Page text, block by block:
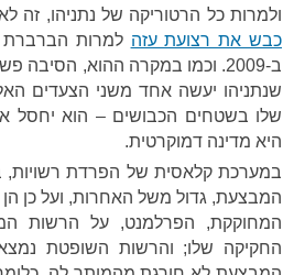
ולמרות כל הרטוריקה של נתניהו, זה
כבש את רצועת עזה למרות
ב-2009. וכמו במקרה ההוא,
שנתניהו יעשה אחד משני הצעדים
שלו בשטחים הכבושים – הוא יחסל
היא מדינה דמוקרטית.
במערכת קלאסית של הפרדת
המבצעת, גדול משל האחרות, ועל כן
המחוקקת, הפרלמנט, על הרשות
החקיקה שלו; והרשות השופטת